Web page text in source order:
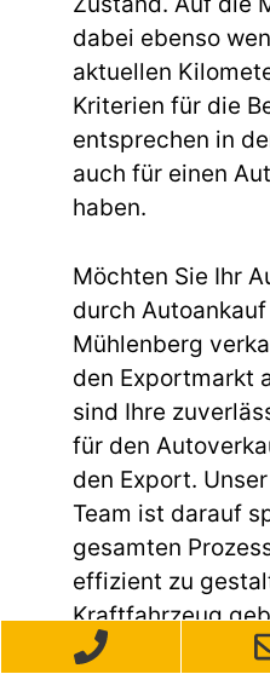
dabei ebenso
aktuellen
Kriterien für die
entsprechen in
auch für einen
haben.
Möchten Sie Ihr
durch
Mühlenberg
den Exportmarkt
sind Ihre
für den
den Export.
Team ist darauf
gesamten
effizient zu
Kraftfahrzeug
Unfallschaden